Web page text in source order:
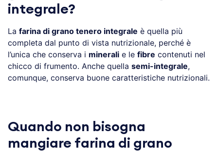
integrale?
La farina di grano tenero integrale è quella più
completa dal punto di vista nutrizionale, perché è
l’unica che conserva i minerali e le fibre contenuti nel
chicco di frumento. Anche quella semi-integrale,
comunque, conserva buone caratteristiche nutrizionali.
Quando non bisogna
mangiare farina di grano